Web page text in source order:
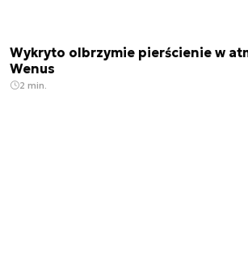
Wykryto olbrzymie pierścienie w
Wenus
2 min.